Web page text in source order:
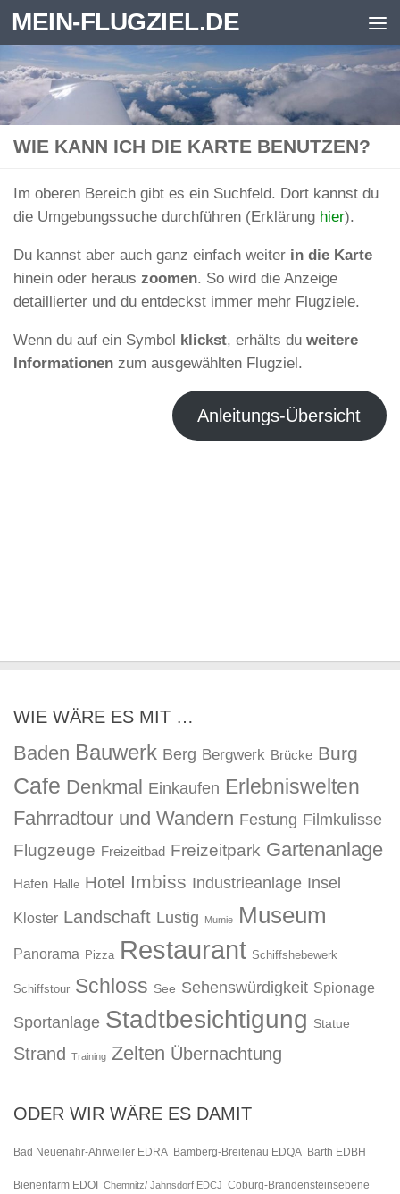
Zum Inhalt springen
MEIN-FLUGZIEL.DE
WIE KANN ICH DIE KARTE BENUTZEN?
Im oberen Bereich gibt es ein Suchfeld. Dort kannst du
die Umgebungssuche durchführen (Erklärung hier).
Du kannst aber auch ganz einfach weiter in die Karte
hinein oder heraus zoomen. So wird die Anzeige
detaillierter und du entdeckst immer mehr Flugziele.
Wenn du auf ein Symbol klickst, erhälts du weitere
Informationen zum ausgewählten Flugziel.
Anleitungs-Übersicht
WIE WÄRE ES MIT …
Baden Bauwerk Berg Bergwerk Brücke Burg
Cafe Denkmal Einkaufen Erlebniswelten
Fahrradtour und Wandern Festung Filmkulisse
Flugzeuge Freizeitbad Freizeitpark Gartenanlage
Hafen Halle Hotel Imbiss Industrieanlage Insel
Kloster Landschaft Lustig Mumie Museum
Panorama Pizza Restaurant Schiffshebewerk
Schiffstour Schloss See Sehenswürdigkeit Spionage
Sportanlage Stadtbesichtigung Statue
Strand Training Zelten Übernachtung
ODER WIR WÄRE ES DAMIT
Bad Neuenahr-Ahrweiler EDRA Bamberg-Breitenau EDQA Barth EDBH
Bienenfarm EDOI Chemnitz/ Jahnsdorf EDCJ Coburg-Brandensteinsebene